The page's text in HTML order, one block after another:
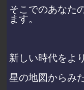
そこでのあなた
ます。
新しい時代をよ
星の地図からみ